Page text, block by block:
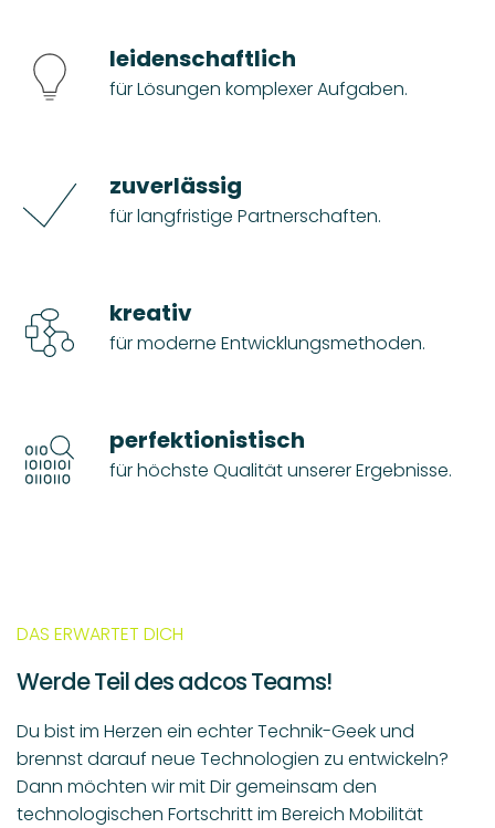
leidenschaftlich
für Lösungen komplexer Aufgaben.
zuverlässig
für langfristige Partnerschaften.
kreativ
für moderne Entwicklungsmethoden.
perfektionistisch
für höchste Qualität unserer Ergebnisse.
DAS ERWARTET DICH
Werde Teil des adcos Teams!
Du bist im Herzen ein echter Technik-Geek und
brennst darauf neue Technologien zu entwickeln?
Dann möchten wir mit Dir gemeinsam den
technologischen Fortschritt im Bereich Mobilität